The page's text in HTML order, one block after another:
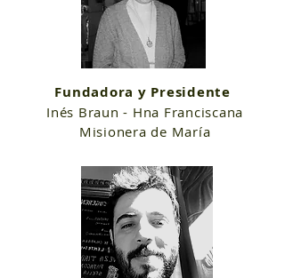
Fundadora y Presidente
Inés Braun - Hna Franciscana
Misionera de María